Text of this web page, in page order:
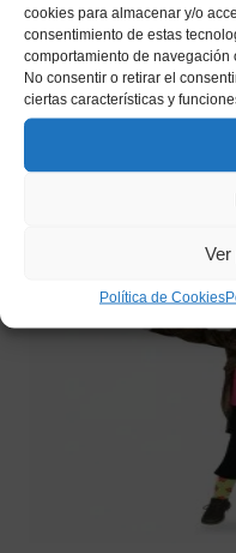
cookies para almacenar y/o
consentimiento de estas
comportamiento de navegación
No consentir o retirar el
ciertas características y
Ver
Política de Cookies
Guantes Rejilla
1,80€ IVA incluido
Añadir